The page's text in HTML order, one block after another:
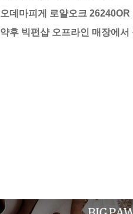
오데마피게 로얄오크 26240OR
약후 빅펀샵 오프라인 매장에서